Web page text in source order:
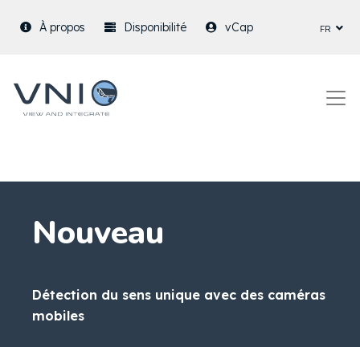
À propos Disponibilité vCap fr
Nouveau
Détection du sens unique avec des caméras
mobiles